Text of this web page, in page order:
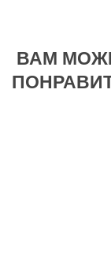
ВАМ